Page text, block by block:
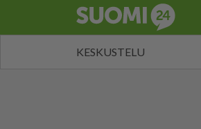
KESKUSTELU